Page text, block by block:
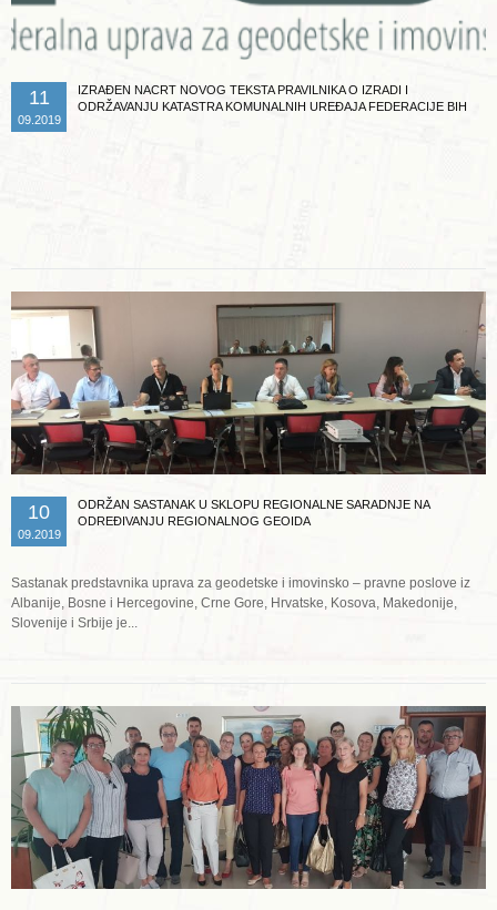
11
09.2019
IZRAĐEN NACRT NOVOG TEKSTA PRAVILNIKA O IZRADI I
ODRŽAVANJU KATASTRA KOMUNALNIH UREĐAJA FEDERACIJE BIH
10
09.2019
ODRŽAN SASTANAK U SKLOPU REGIONALNE SARADNJE NA
ODREĐIVANJU REGIONALNOG GEOIDA
Sastanak predstavnika uprava za geodetske i imovinsko – pravne poslove iz
Albanije, Bosne i Hercegovine, Crne Gore, Hrvatske, Kosova, Makedonije,
Slovenije i Srbije je...